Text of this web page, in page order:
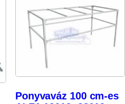
Ponyvaváz 100 cm-es